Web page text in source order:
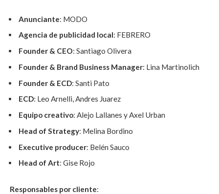
Anunciante: MODO
Agencia de publicidad local: FEBRERO
Founder & CEO: Santiago Olivera
Founder & Brand Business Manager: Lina Martinolich
Founder & ECD: Santi Pato
ECD: Leo Arnelli, Andres Juarez
Equipo creativo: Alejo Lallanes y Axel Urban
Head of Strategy: Melina Bordino
Executive producer: Belén Sauco
Head of Art: Gise Rojo
Responsables por cliente: